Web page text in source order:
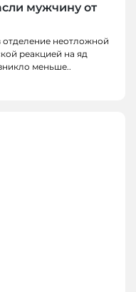
мужчину от
отделение неотложной
реакцией на яд
меньше..